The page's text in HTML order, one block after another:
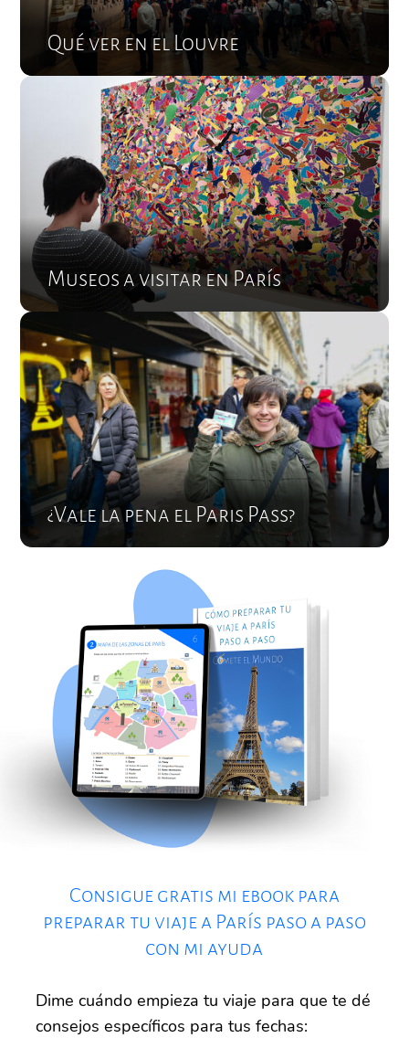
Qué ver en el Louvre
Museos a visitar en París
¿Vale la pena el Paris Pass?
Consigue gratis mi ebook para
preparar tu viaje a París paso a paso
con mi ayuda
Dime cuándo empieza tu viaje para que te dé
consejos específicos para tus fechas: